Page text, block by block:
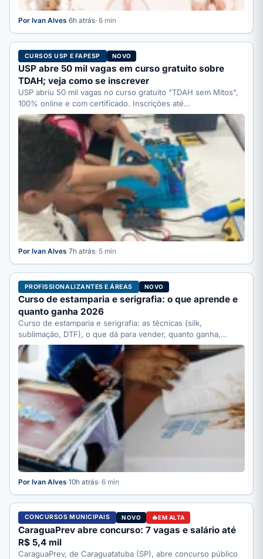
Por Ivan Alves·6h atrás· 6 min
CURSOS USP E FAPESP NOVO
USP abre 50 mil vagas em curso gratuito sobre
TDAH; veja como se inscrever
USP abriu 50 mil vagas no curso gratuito "TDAH sem Mitos",
100% online e com certificado. Inscrições até…
Por Ivan Alves·7h atrás· 5 min
PROFISSIONALIZANTES E ÁREAS NOVO
Curso de estamparia e serigrafia: o que aprende e
quanto ganha 2026
Curso de estamparia e serigrafia: as técnicas (silk,
sublimação, DTF), o que dá para vender, quanto ganha,
quanto…
Por Ivan Alves·10h atrás· 6 min
CONCURSOS MUNICIPAIS NOVO EM ALTA
CaraguaPrev abre concurso: 7 vagas e salário até
R$ 5,4 mil
CaraguaPrev, de Caraguatatuba (SP), abre concurso público